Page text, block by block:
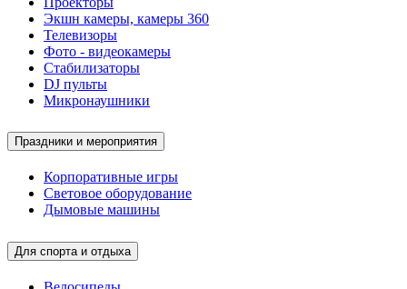
Экшн камеры, камеры 360
Телевизоры
Фото - видеокамеры
Стабилизаторы
DJ пульты
Микронаушники
Праздники и мероприятия
Корпоративные игры
Световое оборудование
Дымовые машины
Для спорта и отдыха